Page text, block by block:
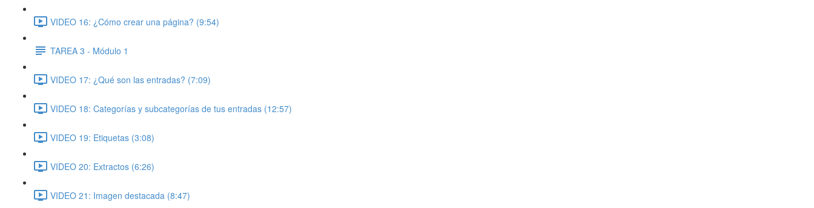
VIDEO 16: ¿Cómo crear una página? (9:54)
TAREA 3 - Módulo 1
VIDEO 17: ¿Qué son las entradas? (7:09)
VIDEO 18: Categorías y subcategorías de tus entradas (12:57)
VIDEO 19: Etiquetas (3:08)
VIDEO 20: Extractos (6:26)
VIDEO 21: Imagen destacada (8:47)